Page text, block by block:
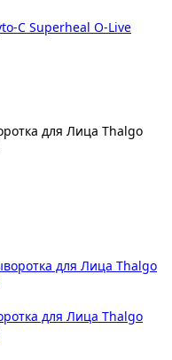
C Superheal O-Live
для Лица Thalgo
для Лица Thalgo